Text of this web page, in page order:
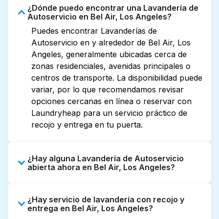
¿Dónde puedo encontrar una Lavandería de
Autoservicio en Bel Air, Los Angeles?
Puedes encontrar Lavanderías de
Autoservicio en y alrededor de Bel Air, Los
Angeles, generalmente ubicadas cerca de
zonas residenciales, avenidas principales o
centros de transporte. La disponibilidad puede
variar, por lo que recomendamos revisar
opciones cercanas en línea o reservar con
Laundryheap para un servicio práctico de
recojo y entrega en tu puerta.
¿Hay alguna Lavandería de Autoservicio
abierta ahora en Bel Air, Los Angeles?
Air tienen horarios extendidos, pero no todas
abren hasta tarde o 24/7. Revisar listados o
¿Hay servicio de lavandería con recojo y
entrega en Bel Air, Los Angeles?